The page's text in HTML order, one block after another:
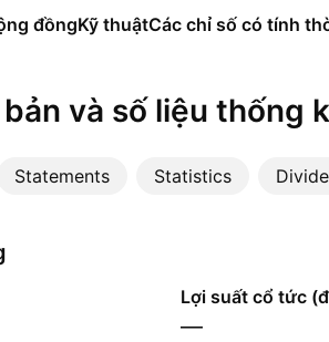
đồngKỹ thuậtCác chỉ số có tính
và số liệu thống
Statements Statistics
Lợi suất cổ tức
—